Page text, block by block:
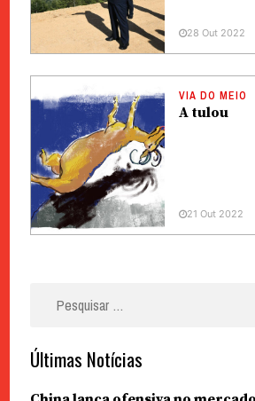
28 Out 2022
VIA DO MEIO
A tulou
21 Out 2022
Últimas Notícias